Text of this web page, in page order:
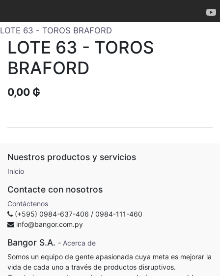
LOTE 63 - TOROS BRAFORD
LOTE 63 - TOROS
BRAFORD
0,00 ₲
Nuestros productos y servicios
Inicio
Contacte con nosotros
Contáctenos
(+595) 0984-637-406 / 0984-111-460
info@bangor.com.py
Bangor S.A. - Acerca de
Somos un equipo de gente apasionada cuya meta es mejorar la
vida de cada uno a través de productos disruptivos.